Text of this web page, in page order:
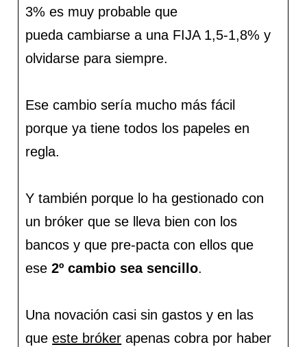
3% es muy probable que
pueda cambiarse a una FIJA 1,5-1,8% y
olvidarse para siempre.
Ese cambio sería mucho más fácil
porque ya tiene todos los papeles en
regla.
Y también porque lo ha gestionado con
un bróker que se lleva bien con los
bancos y que pre-pacta con ellos que
ese2º cambio sea sencillo.
Una novación casi sin gastos y en las
queeste bróker apenas cobra por haber